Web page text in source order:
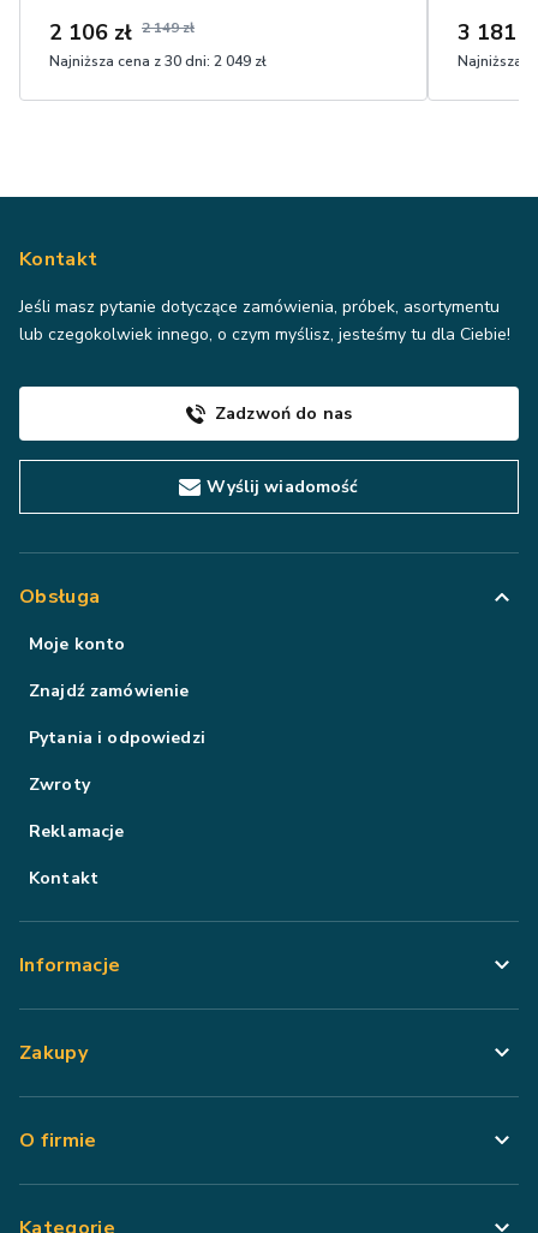
2 106 zł 2 149 zł
Najniższa cena z 30 dni: 2 049 zł
3 181
Najniższa
Kontakt
Jeśli masz pytanie dotyczące zamówienia, próbek, asortymentu
lub czegokolwiek innego, o czym myślisz, jesteśmy tu dla Ciebie!
Zadzwoń do nas
Wyślij wiadomość
Obsługa
Moje konto
Znajdź zamówienie
Pytania i odpowiedzi
Zwroty
Reklamacje
Kontakt
Informacje
Zakupy
O firmie